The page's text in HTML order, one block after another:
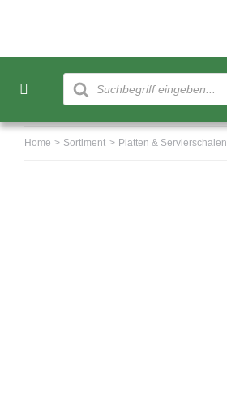
content
Products
search
Toggle
Neu
Home Sortiment Platten & Servierschalen